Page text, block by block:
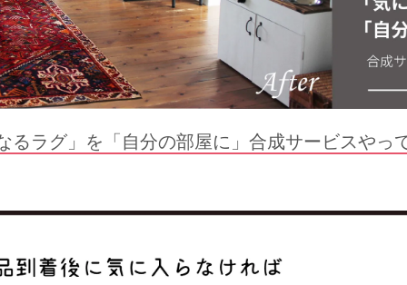
るラグ」を「自分の部屋に」合成サービスやっ